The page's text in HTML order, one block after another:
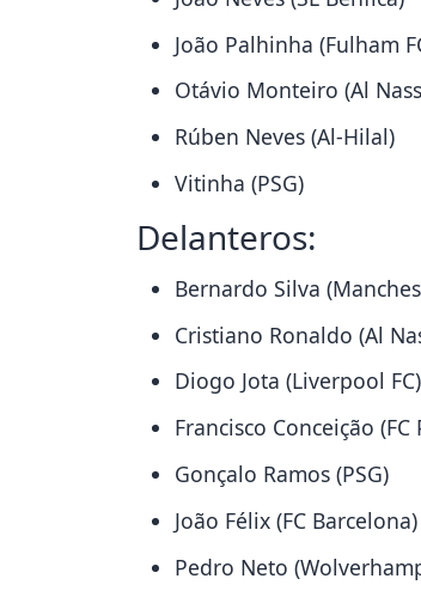
João Palhinha (Fulham
Otávio Monteiro (Al
Rúben Neves (Al-Hilal)
Vitinha (PSG)
Delanteros:
Bernardo Silva
Cristiano Ronaldo (Al
Diogo Jota (Liverpool FC)
Francisco Conceição (FC
Gonçalo Ramos (PSG)
João Félix (FC Barcelona)
Pedro Neto